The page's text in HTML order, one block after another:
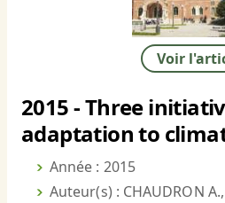
Voir
2015 - Three
adaptation to
Année : 2015
Auteur(s) : CHAUDRON